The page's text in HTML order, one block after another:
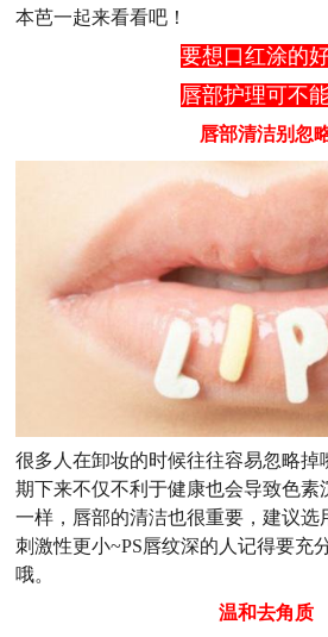
本芭一起来看看吧！
要想口红涂的
唇部护理可不
唇部清洁别忽
很多人在卸妆的时候往往容易忽略掉
期下来不仅不利于健康也会导致色素
一样，唇部的清洁也很重要，建议选
刺激性更小~PS唇纹深的人记得要充
哦。
温和去角质